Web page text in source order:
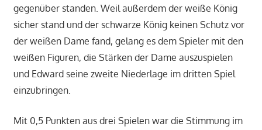
gegenüber standen. Weil außerdem der weiße König
sicher stand und der schwarze König keinen Schutz vor
der weißen Dame fand, gelang es dem Spieler mit den
weißen Figuren, die Stärken der Dame auszuspielen
und Edward seine zweite Niederlage im dritten Spiel
einzubringen.
Mit 0,5 Punkten aus drei Spielen war die Stimmung im